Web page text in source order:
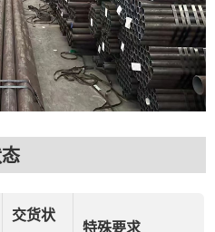
交货状
特殊要求